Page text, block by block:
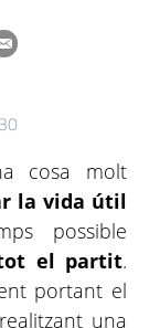
cosa molt
la vida útil
possible
el partit.
portant el
una